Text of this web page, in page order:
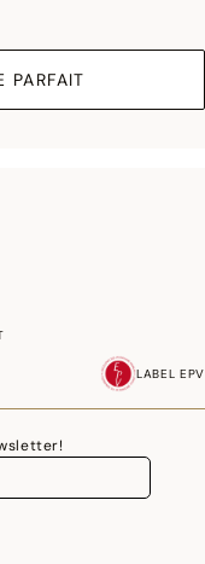
PARFAIT
LABEL EPV